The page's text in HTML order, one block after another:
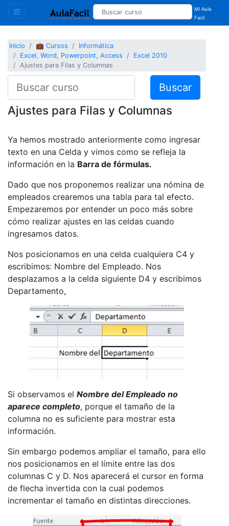
Mi Aula
Facil
Inicio 💼 Cursos
Informática
Excel, Word, Powerpoint, Access
Excel 2010
Ajustes para Filas y Columnas
Buscar
Ajustes para Filas y Columnas
Ya hemos mostrado anteriormente como ingresar
texto en una Celda y vimos como se refleja la
información en la Barra de fórmulas.
Dado que nos proponemos realizar una nómina de
empleados crearemos una tabla para tal efecto.
Empezaremos por entender un poco más sobre
cómo realizar ajustes en las celdas cuando
ingresamos datos.
Nos posicionamos en una celda cualquiera C4 y
escribimos: Nombre del Empleado. Nos
desplazamos a la celda siguiente D4 y escribimos
Departamento,
Si observamos el Nombre del Empleado no
aparece completo, porque el tamaño de la
columna no es suficiente para mostrar esta
información.
Sin embargo podemos ampliar el tamaño, para ello
nos posicionamos en el límite entre las dos
columnas C y D. Nos aparecerá el cursor en forma
de flecha invertida con la cual podemos
incrementar el tamaño en distintas direcciones.